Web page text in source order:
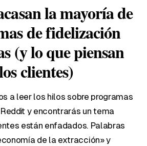
la mayoría de
de fidelización
(y lo que piensan
clientes)
a leer los hilos sobre programas
y encontrarás un tema
están enfadados. Palabras
de la extracción» y